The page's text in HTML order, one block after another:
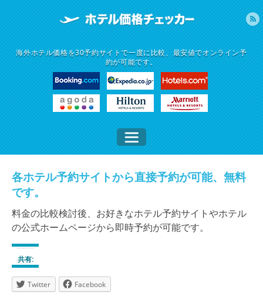
海外ホテル価格を30予約サイトで一度に比較、最安値でオンライン予
約が可能です。
各ホテル予約サイトから直接予約が可能、無料
です。
料金の比較検討後、お好きなホテル予約サイトやホテル
の公式ホームページから即時予約が可能です。
共有:
Twitter Facebook